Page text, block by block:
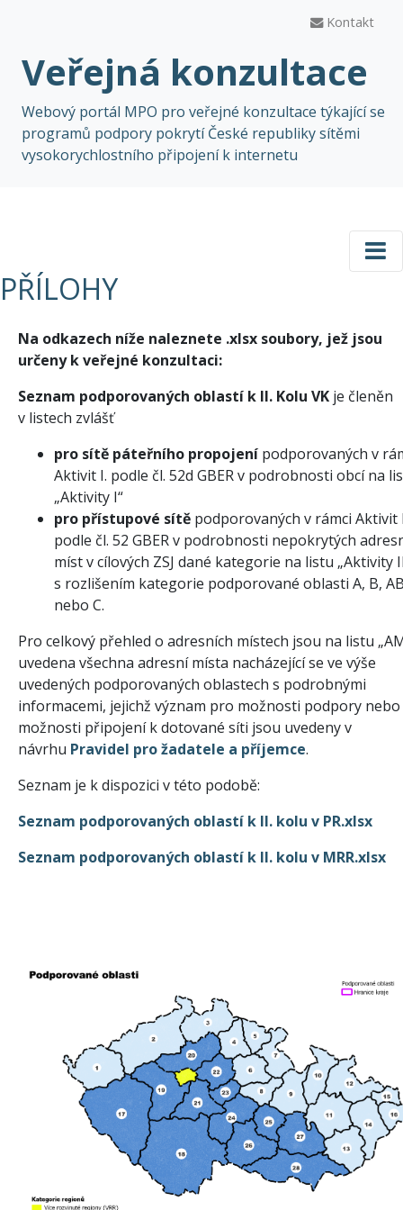
Kontakt
Veřejná konzultace
Webový portál MPO pro veřejné konzultace týkající se
programů podpory pokrytí České republiky sítěmi
vysokorychlostního připojení k internetu
PŘÍLOHY
Na odkazech níže naleznete .xlsx soubory, jež jsou
určeny k veřejné konzultaci:
Seznam podporovaných oblastí k II. Kolu VK je členěn
v listech zvlášť
pro sítě páteřního propojení podporovaných v
Aktivit I. podle čl. 52d GBER v podrobnosti obcí na
„Aktivity I“
pro přístupové sítě podporovaných v rámci Aktivit
podle čl. 52 GBER v podrobnosti nepokrytých
míst v cílových ZSJ dané kategorie na listu „Aktivity
s rozlišením kategorie podporované oblasti A, B,
nebo C.
Pro celkový přehled o adresních místech jsou na listu
uvedena všechna adresní místa nacházející se ve výše
uvedených podporovaných oblastech s podrobnými
informacemi, jejichž význam pro možnosti podpory nebo
možnosti připojení k dotované síti jsou uvedeny v
návrhu Pravidel pro žadatele a příjemce.
Seznam je k dispozici v této podobě:
Seznam podporovaných oblastí k II. kolu v PR.xlsx
Seznam podporovaných oblastí k II. kolu v MRR.xlsx